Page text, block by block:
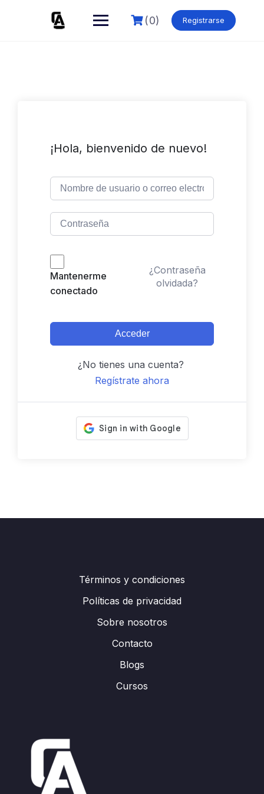
(0) Registrarse
¡Hola, bienvenido de nuevo!
Mantenerme
conectado
¿Contraseña
olvidada?
Acceder
¿No tienes una cuenta?
Regístrate ahora
Términos y condiciones
Políticas de privacidad
Sobre nosotros
Contacto
Blogs
Cursos